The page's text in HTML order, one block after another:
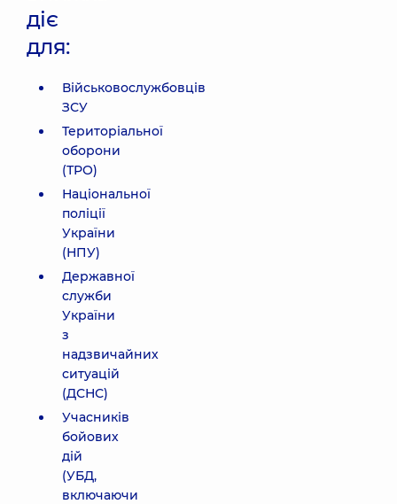
діє
для:
Військовослужбовців
ЗСУ
Територіальної
оборони
(ТРО)
Національної
поліції
України
(НПУ)
Державної
служби
України
з
надзвичайних
ситуацій
(ДСНС)
Учасників
бойових
дій
(УБД,
включаючи